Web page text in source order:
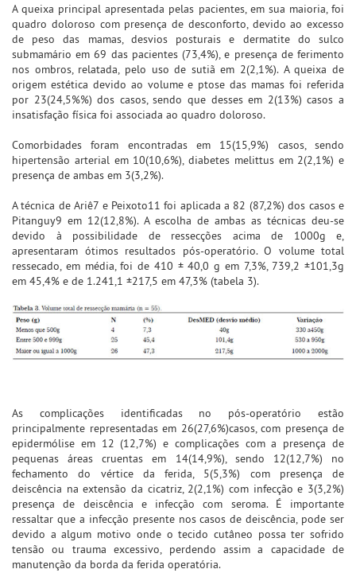
A queixa principal apresentada pelas pacientes, em sua maioria, foi
quadro doloroso com presença de desconforto, devido ao excesso
de peso das mamas, desvios posturais e dermatite do sulco
submamário em 69 das pacientes (73,4%), e presença de ferimento
nos ombros, relatada, pelo uso de sutiã em 2(2,1%). A queixa de
origem estética devido ao volume e ptose das mamas foi referida
por 23(24,5%%) dos casos, sendo que desses em 2(13%) casos a
insatisfação física foi associada ao quadro doloroso.
Comorbidades foram encontradas em 15(15,9%) casos, sendo
hipertensão arterial em 10(10,6%), diabetes melittus em 2(2,1%) e
presença de ambas em 3(3,2%).
A técnica de Ariê7 e Peixoto11 foi aplicada a 82 (87,2%) dos casos e
Pitanguy9 em 12(12,8%). A escolha de ambas as técnicas deu-se
devido à possibilidade de ressecções acima de 1000g e,
apresentaram ótimos resultados pós-operatório. O volume total
ressecado, em média, foi de 410 ± 40,0 g em 7,3%, 739,2 ±101,3g
em 45,4% e de 1.241,1 ±217,5 em 47,3% (tabela 3).
As complicações identificadas no pós-operatório estão
principalmente representadas em 26(27,6%)casos, com presença de
epidermólise em 12 (12,7%) e complicações com a presença de
pequenas áreas cruentas em 14(14,9%), sendo 12(12,7%) no
fechamento do vértice da ferida, 5(5,3%) com presença de
deiscência na extensão da cicatriz, 2(2,1%) com infecção e 3(3,2%)
presença de deiscência e infecção com seroma. É importante
ressaltar que a infecção presente nos casos de deiscência, pode ser
devido a algum motivo onde o tecido cutâneo possa ter sofrido
tensão ou trauma excessivo, perdendo assim a capacidade de
manutenção da borda da ferida operatória.